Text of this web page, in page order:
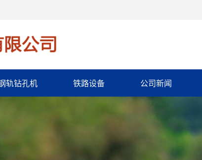
轨钻孔机 铁路设备 公司新闻